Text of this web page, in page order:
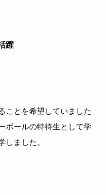
躍
ことを希望していました
ボールの特待生として学
しました。